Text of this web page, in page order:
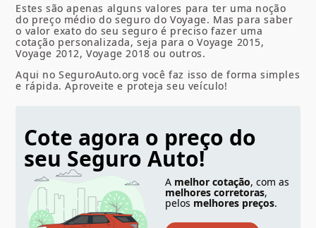
Estes são apenas alguns valores para ter uma noção
do preço médio do seguro do Voyage. Mas para saber
o valor exato do seu seguro é preciso fazer uma
cotação personalizada, seja para oVoyage 2015,
Voyage 2012,Voyage 2018ou outros.
Aqui no SeguroAuto.org você faz isso de forma simples
e rápida. Aproveite e proteja seu veículo!
Cote agora o preço do
seu Seguro Auto!
A melhor cotação, com as
melhores corretoras,
pelos melhores preços.